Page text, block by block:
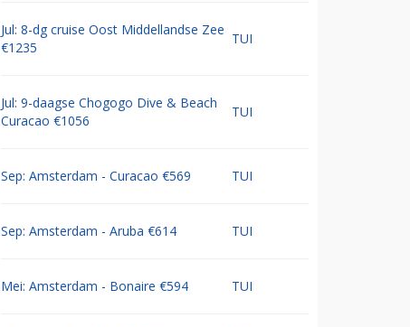
Jul: 8-dg cruise Oost Middellandse Zee
€1235
TUI
Jul: 9-daagse Chogogo Dive & Beach
Curacao €1056
TUI
Sep: Amsterdam - Curacao €569 TUI
Sep: Amsterdam - Aruba €614 TUI
Mei: Amsterdam - Bonaire €594 TUI